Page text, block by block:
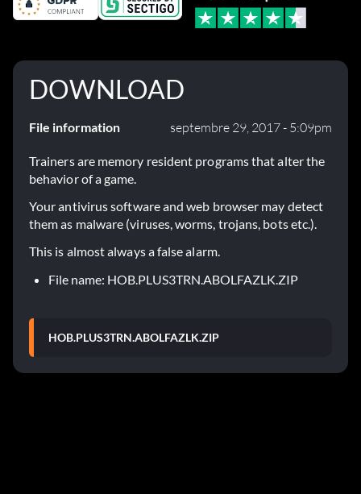
DOWNLOAD
File information septembre 29, 2017 - 5:09pm
Trainers are memory resident programs that alter the
behavior of a game.
Your antivirus software and web browser may detect
them as malware (viruses, worms, trojans, bots etc.).
This is almost always a false alarm.
File name: HOB.PLUS3TRN.ABOLFAZLK.ZIP
HOB.PLUS3TRN.ABOLFAZLK.ZIP